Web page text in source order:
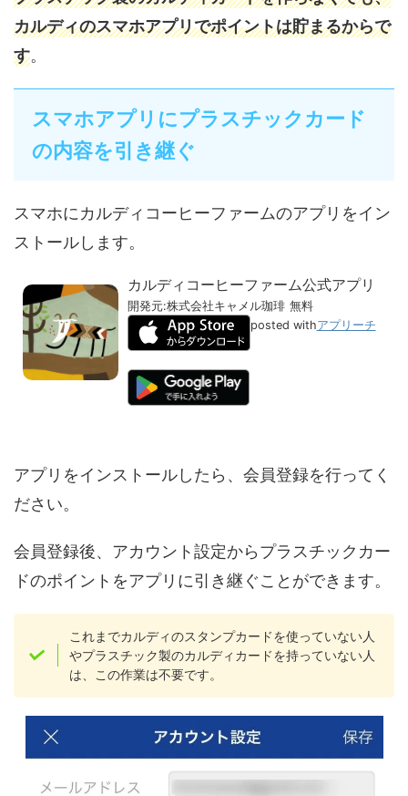
カルディのスマホアプリでポイントは貯まるからで
す。
スマホアプリにプラスチックカード
の内容を引き継ぐ
スマホにカルディコーヒーファームのアプリをイン
ストールします。
カルディコーヒーファーム公式アプリ
開発元:株式会社キャメル珈琲 無料
posted withアプリーチ
アプリをインストールしたら、会員登録を行ってく
ださい。
会員登録後、アカウント設定からプラスチックカー
ドのポイントをアプリに引き継ぐことができます。
これまでカルディのスタンプカードを使っていない人
やプラスチック製のカルディカードを持っていない人
は、この作業は不要です。